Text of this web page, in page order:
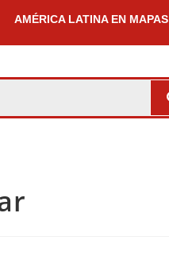
AMÉRICA LATINA EN MAPAS